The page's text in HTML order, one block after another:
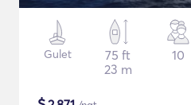
Gulet
75 ft
23 m
10